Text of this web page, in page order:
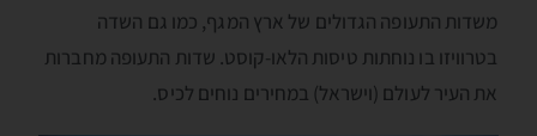
משדות התעופה הגדולים של ארץ המגף, כמו גם השדה
בטרוויזו בו נוחתות טיסות הלאו-קוסט. שדות התעופה מחברות
את העיר לעולם (וישראל) במחירים נוחים לכיס.